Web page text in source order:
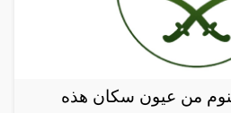
من عيون سكان هذه